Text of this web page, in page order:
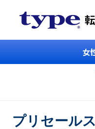
女
プリセール